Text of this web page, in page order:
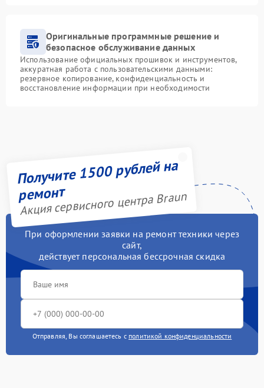
Оригинальные программные решение и
безопасное обслуживание данных
Использование официальных прошивок и инструментов,
аккуратная работа с пользовательскими данными:
резервное копирование, конфиденциальность и
восстановление информации при необходимости
Получите 1500 рублей на
ремонт
Акция сервисного центра Braun
При оформлении заявки на ремонт техники через
сайт,
действует персональная бессрочная скидка
Отправляя, Вы соглашаетесь с политикой конфиденциальности